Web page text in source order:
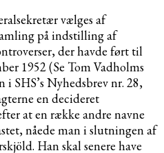
vælges af
på indstilling af
der havde ført til
1952 (Se Tom Vadholms
SHS’s Nyhedsbrev nr. 28,
en decideret
at en række andre navne
nåede man i slutningen af
Han skal senere have